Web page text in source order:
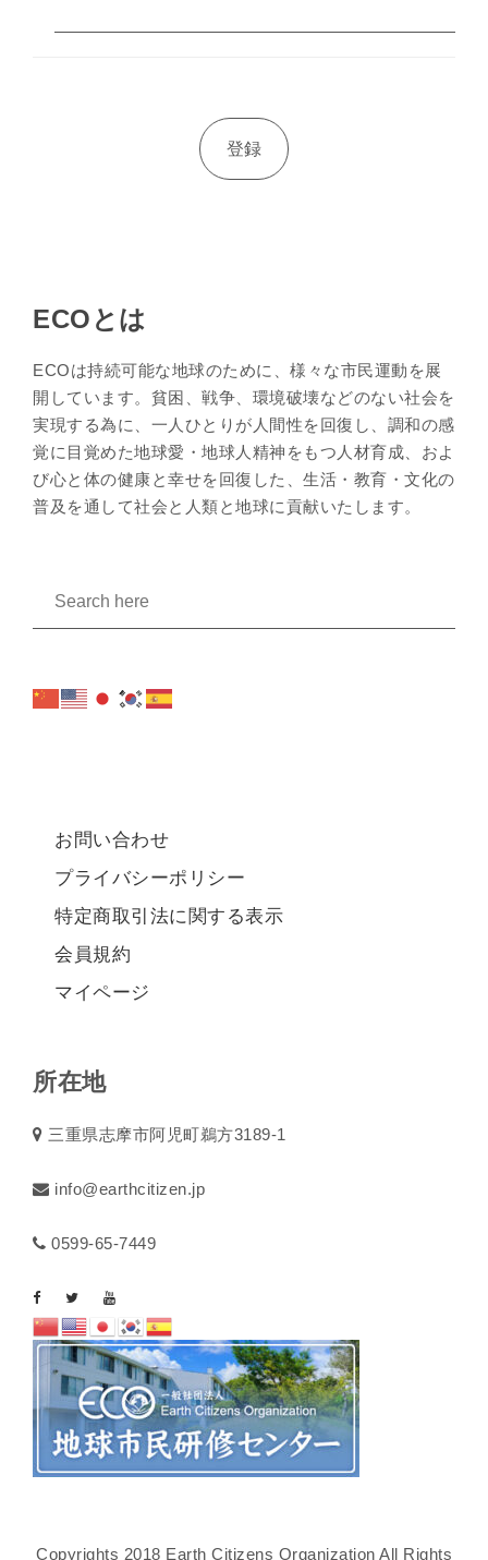
ECOとは
ECOは持続可能な地球のために、様々な市民運動を展
開しています。貧困、戦争、環境破壊などのない社会を
実現する為に、一人ひとりが人間性を回復し、調和の感
覚に目覚めた地球愛・地球人精神をもつ人材育成、およ
び心と体の健康と幸せを回復した、生活・教育・文化の
普及を通して社会と人類と地球に貢献いたします。
お問い合わせ
プライバシーポリシー
特定商取引法に関する表示
会員規約
マイページ
所在地
三重県志摩市阿児町鵜方3189-1
info@earthcitizen.jp
0599-65-7449
Copyrights 2018 Earth Citizens Organization All Rights